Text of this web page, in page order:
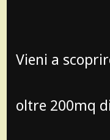
Vieni a
oltre 200mq